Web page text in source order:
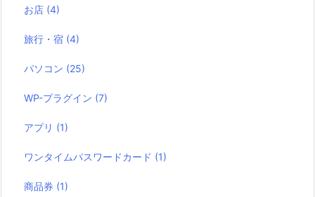
お店 (4)
旅行・宿 (4)
パソコン (25)
WP-プラグイン (7)
アプリ (1)
ワンタイムパスワードカード (1)
商品券 (1)